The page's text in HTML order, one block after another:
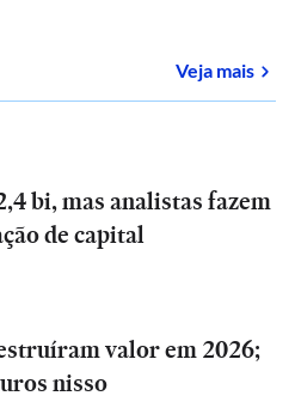
Veja mais
bi, mas analistas fazem
de capital
valor em 2026;
nisso